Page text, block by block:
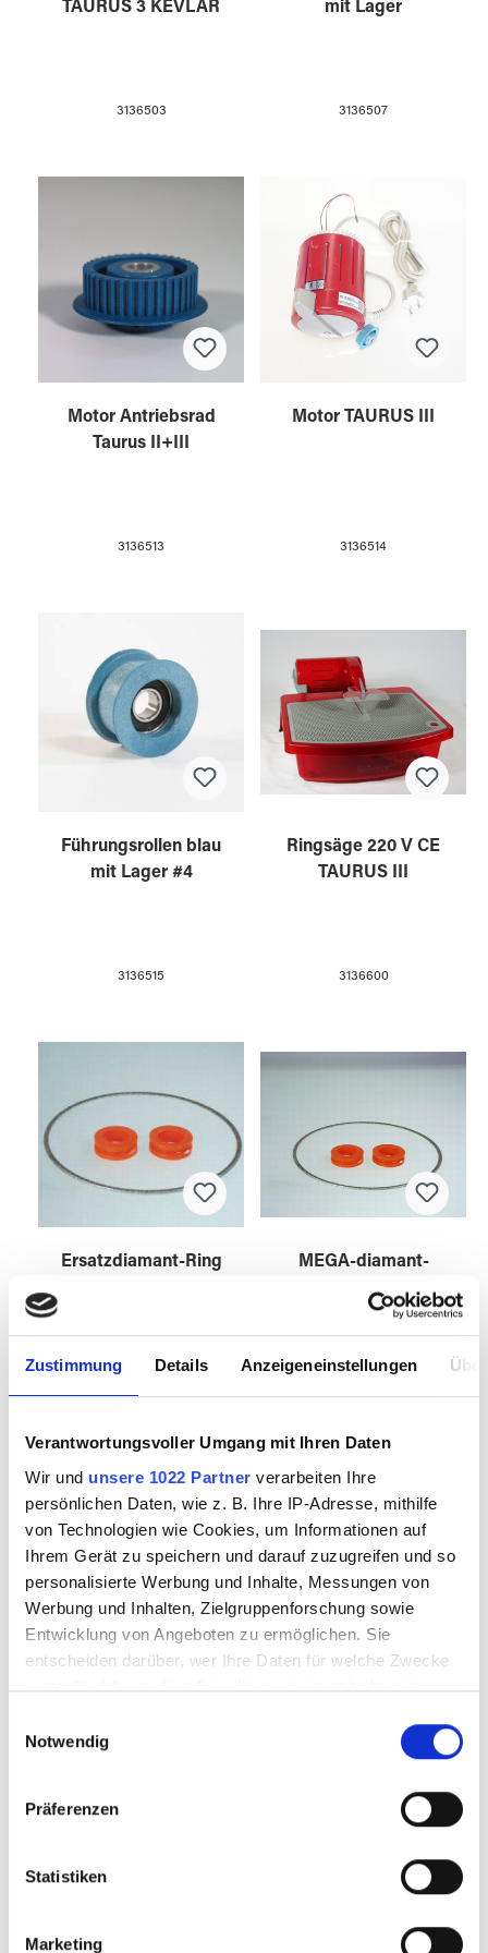
Zustimmung Details Anzeigeneinstellungen
Verantwortungsvoller Umgang mit Ihren Daten
Wir und unsere 1022 Partner verarbeiten Ihre
persönlichen Daten, wie z. B. Ihre IP-Adresse, mithilfe
von Technologien wie Cookies, um Informationen auf
Ihrem Gerät zu speichern und darauf zuzugreifen und so
personalisierte Werbung und Inhalte, Messungen von
Werbung und Inhalten, Zielgruppenforschung sowie
Entwicklung von Angeboten zu ermöglichen. Sie
entscheiden darüber, wer Ihre Daten für welche Zwecke
nutzt. Sie können Ihre Einwilligung jederzeit über die
Trigger Symbol ändern oder widerrufen
Informationen über Ihre geografische Lage
können
bestimmten Merkmalen (Fingerprinting) identifizieren
Notwendig
Präferenzen
Statistiken
Marketing
TAURUS 3 KEVLAR
3136503
mit Lager
3136507
Motor Antriebsrad
Taurus II+III
3136513
Motor TAURUS III
3136514
Führungsrollen blau
mit Lager #4
3136515
Ringsäge 220 V CE
TAURUS III
3136600
Ersatzdiamant-Ring
MEGA-diamant-
Ring TAURUS 3 /
1045
Diamantring
TAURUS 3 / 1046
TAURUS 3 / 0485
ohne Lager